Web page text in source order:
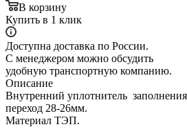
В корзину
Купить в 1 клик
Доступна доставка по России.
С менеджером можно обсудить
удобную транспортную компанию.
Описание
Внутренний уплотнитель заполнения
переход 28-26мм.
Материал ТЭП.